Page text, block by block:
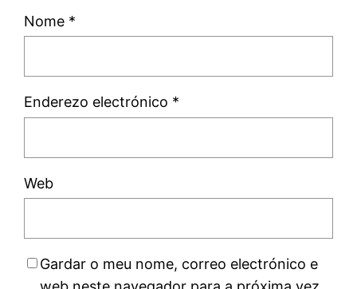
Nome *
Enderezo electrónico *
Web
Gardar o meu nome, correo electrónico e